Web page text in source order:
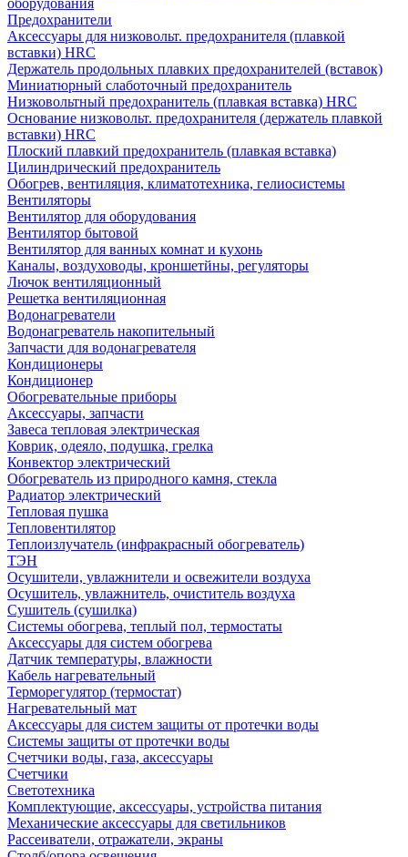
оборудования
Предохранители
Аксессуары для низковольт. предохранителя (плавкой
вставки) HRC
Держатель продольных плавких предохранителей (вставок)
Миниатюрный слаботочный предохранитель
Низковольтный предохранитель (плавкая вставка) HRC
Основание низковольт. предохранителя (держатель плавкой
вставки) HRC
Плоский плавкий предохранитель (плавкая вставка)
Цилиндрический предохранитель
Обогрев, вентиляция, климатотехника, гелиосистемы
Вентиляторы
Вентилятор для оборудования
Вентилятор бытовой
Вентилятор для ванных комнат и кухонь
Каналы, воздуховоды, кроншетйны, регуляторы
Лючок вентиляционный
Решетка вентиляционная
Водонагреватели
Водонагреватель накопительный
Запчасти для водонагревателя
Кондиционеры
Кондиционер
Обогревательные приборы
Аксессуары, запчасти
Завеса тепловая электрическая
Коврик, одеяло, подушка, грелка
Конвектор электрический
Обогреватель из природного камня, стекла
Радиатор электрический
Тепловая пушка
Тепловентилятор
Теплоизлучатель (инфракрасный обогреватель)
ТЭН
Осушители, увлажнители и освежители воздуха
Осушитель, увлажнитель, очиститель воздуха
Сушитель (сушилка)
Системы обогрева, теплый пол, термостаты
Аксессуары для систем обогрева
Датчик температуры, влажности
Кабель нагревательный
Терморегулятор (термостат)
Нагревательный мат
Аксессуары для систем защиты от протечки воды
Системы защиты от протечки воды
Счетчики воды, газа, аксессуары
Счетчики
Светотехника
Комплектующие, аксессуары, устройства питания
Механические аксессуары для светильников
Рассеиватели, отражатели, экраны